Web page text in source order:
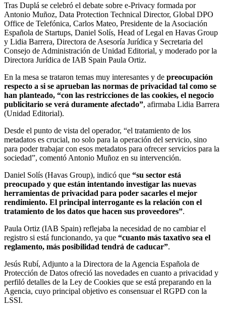
Tras Duplá se celebró el debate sobre e-Privacy formada por
Antonio Muñoz, Data Protection Technical Director, Global DPO
Office de Telefónica, Carlos Mateo, Presidente de la Asociación
Española de Startups, Daniel Solís, Head of Legal en Havas Group
y Lidia Barrera, Directora de Asesoría Jurídica y Secretaria del
Consejo de Administración de Unidad Editorial, y moderado por la
Directora Jurídica de IAB Spain Paula Ortiz.
En la mesa se trataron temas muy interesantes y de preocupación
respecto a si se aprueban las normas de privacidad tal como se
han planteado, “con las restricciones de las cookies, el negocio
publicitario se verá duramente afectado”, afirmaba Lidia Barrera
(Unidad Editorial).
Desde el punto de vista del operador, “el tratamiento de los
metadatos es crucial, no solo para la operación del servicio, sino
para poder trabajar con esos metadatos para ofrecer servicios para la
sociedad”, comentó Antonio Muñoz en su intervención.
Daniel Solís (Havas Group), indicó que “su sector está
preocupado y que están intentando investigar las nuevas
herramientas de privacidad para poder sacarles el mejor
rendimiento. El principal interrogante es la relación con el
tratamiento de los datos que hacen sus proveedores”.
Paula Ortiz (IAB Spain) reflejaba la necesidad de no cambiar el
registro si está funcionando, ya que “cuanto más taxativo sea el
reglamento, más posibilidad tendrá de caducar”.
Jesús Rubí, Adjunto a la Directora de la Agencia Española de
Protección de Datos ofreció las novedades en cuanto a privacidad y
perfiló detalles de la Ley de Cookies que se está preparando en la
Agencia, cuyo principal objetivo es consensuar el RGPD con la
LSSI.